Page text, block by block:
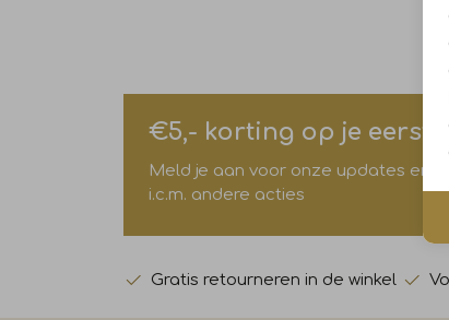
€5,- korting op je
Meld je aan voor onze updates en
i.c.m. andere acties
Gratis retourneren in de winkel